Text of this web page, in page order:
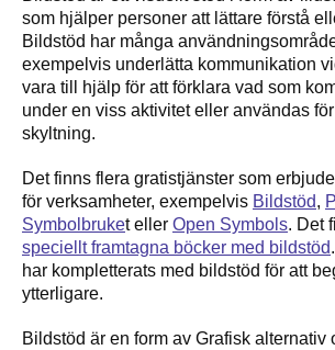
som hjälper personer att lättare förstå
Bildstöd har många
exempelvis underlätta kommunikation
vara till hjälp för att förklara vad som
under en viss aktivitet eller användas
skyltning.
Det finns flera gratistjänster som
för verksamheter, exempelvis Bildstöd,
Symbolbruket eller Open Symbols. Det
speciellt framtagna böcker med bildstöd
har kompletterats med bildstöd för att
ytterligare.
Bildstöd är en form av Grafisk alternativ